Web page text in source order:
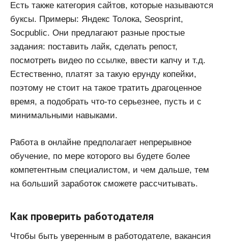
Есть также категория сайтов, которые называются
буксы. Примеры: Яндекс Толока, Seosprint,
Socpublic. Они предлагают разные простые
задания: поставить лайк, сделать репост,
посмотреть видео по ссылке, ввести капчу и т.д.
Естественно, платят за такую ерунду копейки,
поэтому не стоит на такое тратить драгоценное
время, а подобрать что-то серьезнее, пусть и с
минимальными навыками.
Работа в онлайне предполагает непрерывное
обучение, по мере которого вы будете более
компетентным специалистом, и чем дальше, тем
на больший заработок сможете рассчитывать.
Как проверить работодателя
Чтобы быть уверенным в работодателе, вакансия